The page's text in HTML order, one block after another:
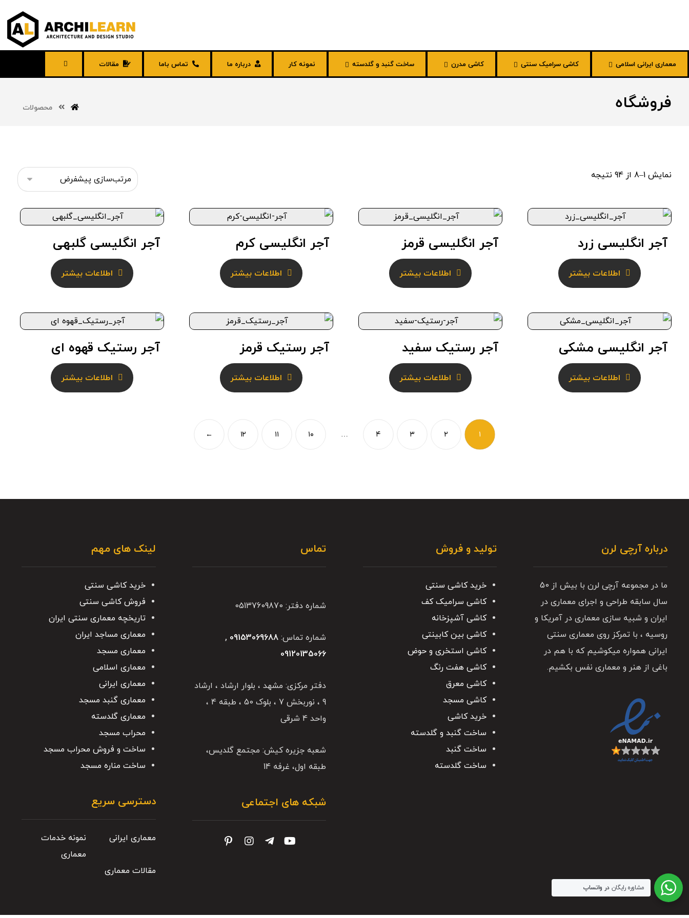
معماری ایرانی اسلامی کاشی سرامیک سنتی کاشی مدرن ساخت گنبد و گلدسته نمونه کار درباره ما تماس باما مقالات
فروشگاه محصولات
نمایش 1–8 از 94 نتیجه
آجر انگلیسی زرد
اطلاعات بیشتر
آجر انگلیسی قرمز
اطلاعات بیشتر
آجر انگلیسی کرم
اطلاعات بیشتر
آجر انگلیسی گلبهی
اطلاعات بیشتر
آجر انگلیسی مشکی
اطلاعات بیشتر
آجر رستیک سفید
اطلاعات بیشتر
آجر رستیک قرمز
اطلاعات بیشتر
آجر رستیک قهوه ای
اطلاعات بیشتر
۱ ۲ ۳ ۴ … ۱۰ ۱۱ ۱۲ ←
درباره آرچی لرن
ما در مجموعه آرچی لرن با بیش از 50
سال سابقه طراحی و اجرای معماری در
ایران و شبیه سازی معماری در آمریکا و
روسیه ، با تمرکز روی معماری سنتی
ایرانی همواره میکوشیم که با هم در
باغی از هنر و معماری نفس بکشیم.
تولید و فروش
خرید کاشی سنتی
کاشی سرامیک کف
کاشی آشپزخانه
کاشی بین کابینتی
کاشی استخری و حوض
کاشی هفت رنگ
کاشی معرق
کاشی مسجد
خرید کاشی
ساخت گنبد و گلدسته
ساخت گنبد
ساخت گلدسته
تماس
شماره دفتر: 05137609870
شماره تماس: 09153069688
,
09120135066
دفتر مرکزی: مشهد ، بلوار ارشاد ، ارشاد
9 ، نوربخش 7 ، بلوک 50 ، طبقه 4 ،
واحد 4 شرقی
شعبه جزیره کیش: مجتمع گلدیس،
طبقه اول، غرفه 14
شبکه های اجتماعی
لینک های مهم
خرید کاشی سنتی
فروش کاشی سنتی
تاریخچه معماری سنتی ایران
معماری مساجد ایران
معماری مسجد
معماری اسلامی
معماری ایرانی
معماری گنبد مسجد
معماری گلدسته
محراب مسجد
ساخت و فروش محراب مسجد
ساخت مناره مسجد
دسترسی سریع
معماری ایرانی
نمونه خدمات
معماری
مقالات معماری
مشاوره رایگان در واتساپ